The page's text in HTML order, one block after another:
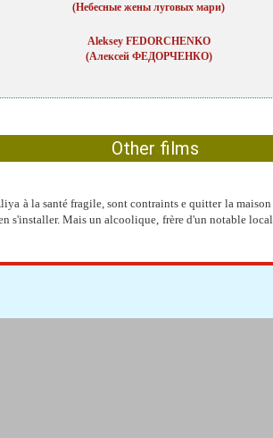
(Небесные жены луговых мари)
Aleksey FEDORCHENKO
(Алексей ФЕДОРЧЕНКО)
Other films
à la santé fragile, sont contraints e quitter la
s'installer. Mais un alcoolique, frère d'un notable